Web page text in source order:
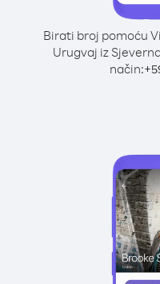
Birati broj pomoću
Urugvaj iz
način:+